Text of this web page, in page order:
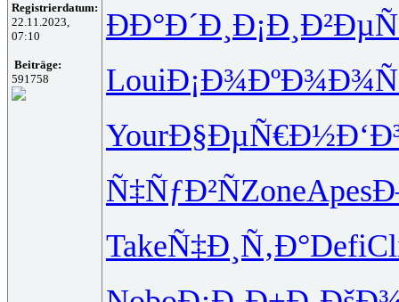
Registrierdatum:
22.11.2023,
07:10
Beiträge:
591758
ÐÐ°Ð´Ð¸ Ð¡Ð¸Ð²Ðµ
LouiÐ¡Ð¾ÐºÐ¾
YourÐ§ÐµÑ€Ð½
Ñ‡ÑƒÐ²ÑZoneApes
TakeÑ‡Ð¸Ñ‚Ð°Defi